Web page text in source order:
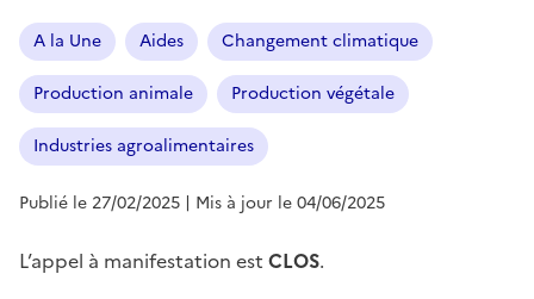
A la Une Aides Changement climatique
Production animale Production végétale
Industries agroalimentaires
Publié le 27/02/2025 | Mis à jour le 04/06/2025
L’appel à manifestation est CLOS.